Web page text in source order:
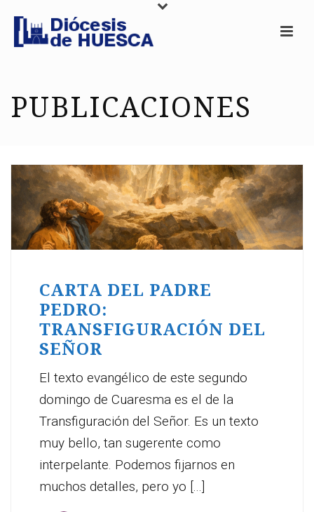
PUBLICACIONES
CARTA DEL PADRE
PEDRO:
TRANSFIGURACIÓN DEL
SEÑOR
El texto evangélico de este segundo
domingo de Cuaresma es el de la
Transfiguración del Señor. Es un texto
muy bello, tan sugerente como
interpelante. Podemos fijarnos en
muchos detalles, pero yo [...]